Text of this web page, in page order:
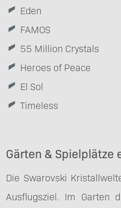
Eden
FAMOS
55 Million Crystals
Heroes of Peace
El Sol
Timeless
Gärten & Spielplätze
Die Swarovski
Ausflugsziel. Im Garten